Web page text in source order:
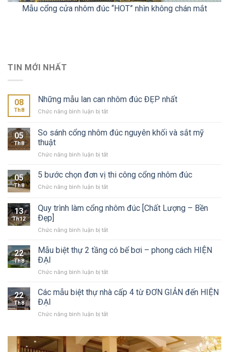
Mẫu cổng cửa nhôm đúc “HOT” nhìn không chán mắt
TIN MỚI NHẤT
08
Th8
Những mẫu lan can nhôm đúc ĐẸP nhất
Chức năng bình luận bị tắtở
mẫu
lan
nhôm
ĐẸP
05
Th8
So sánh cổng nhôm đúc nguyên khối và sắt mỹ
thuật
Chức năng bình luận bị tắtở
sánh
nhôm
nguyên
sắt
thuật
05
Th8
5 bước chọn đơn vị thi công cổng nhôm đúc
Chức năng bình luận bị tắtở
bước
chọn
vị
công
đúc
13
Th12
Quy trình làm cổng nhôm đúc [Chất Lượng – Bền
Đẹp]
Chức năng bình luận bị tắtở
trình
nhôm
[Chất
Bền
22
Th8
Mẫu biệt thự 2 tầng có bể bơi – phong cách HIỆN
ĐẠI
Chức năng bình luận bị tắtở
biệt
tầng
22
Th8
Các mẫu biệt thự nhà cấp 4 từ ĐƠN GIẢN đến HIỆN
ĐẠI
Chức năng bình luận bị tắtở
biệt